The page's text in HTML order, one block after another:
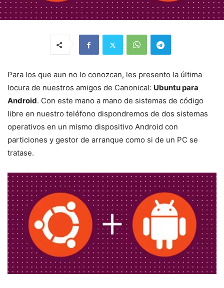
Para los que aun no lo conozcan, les presento la última
locura de nuestros amigos de Canonical: Ubuntu para
Android. Con este mano a mano de sistemas de código
libre en nuestro teléfono dispondremos de dos sistemas
operativos en un mismo dispositivo Android con
particiones y gestor de arranque como si de un PC se
tratase.